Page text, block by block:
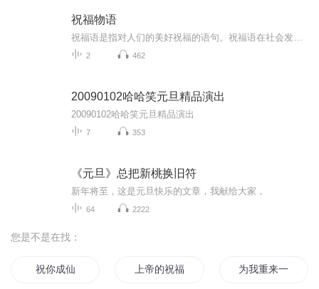
祝福物语
2 462
20090102哈哈笑元旦精品演出
20090102哈哈笑元旦精品演出
7 353
《元旦》总把新桃换旧符
新年将至，这是元旦快乐的文章，我献给大家，
64 2222
您是不是在找：
祝你成仙 上帝的祝福 为我重来一次的